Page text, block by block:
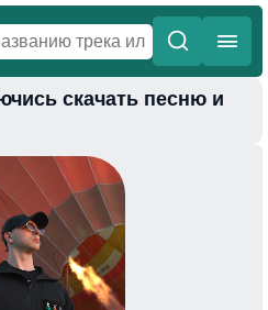
скачать песню и